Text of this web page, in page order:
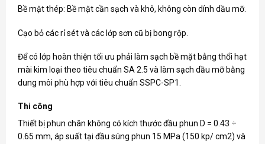
Bề mặt thép: Bề mặt cần sạch và khô, không còn dính dầu mỡ.
Cạo bỏ các rỉ sét và các lớp sơn cũ bị bong rộp.
Để có lớp hoàn thiện tối ưu phải làm sạch bề mặt bằng thổi hạt
mài kim loại theo tiêu chuẩn SA 2.5 và làm sạch dầu mỡ bằng
dung môi phù hợp với tiêu chuẩn SSPC-SP1.
Thi công
Thiết bị phun chân không có kích thước đầu phun D = 0.43 ÷
0.65 mm, áp suất tại đầu súng phun 15 MPa (150 kp/ cm2) và